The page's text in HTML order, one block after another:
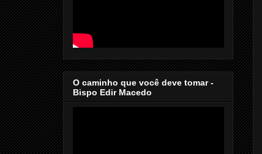
O caminho que você deve tomar -
Bispo Edir Macedo